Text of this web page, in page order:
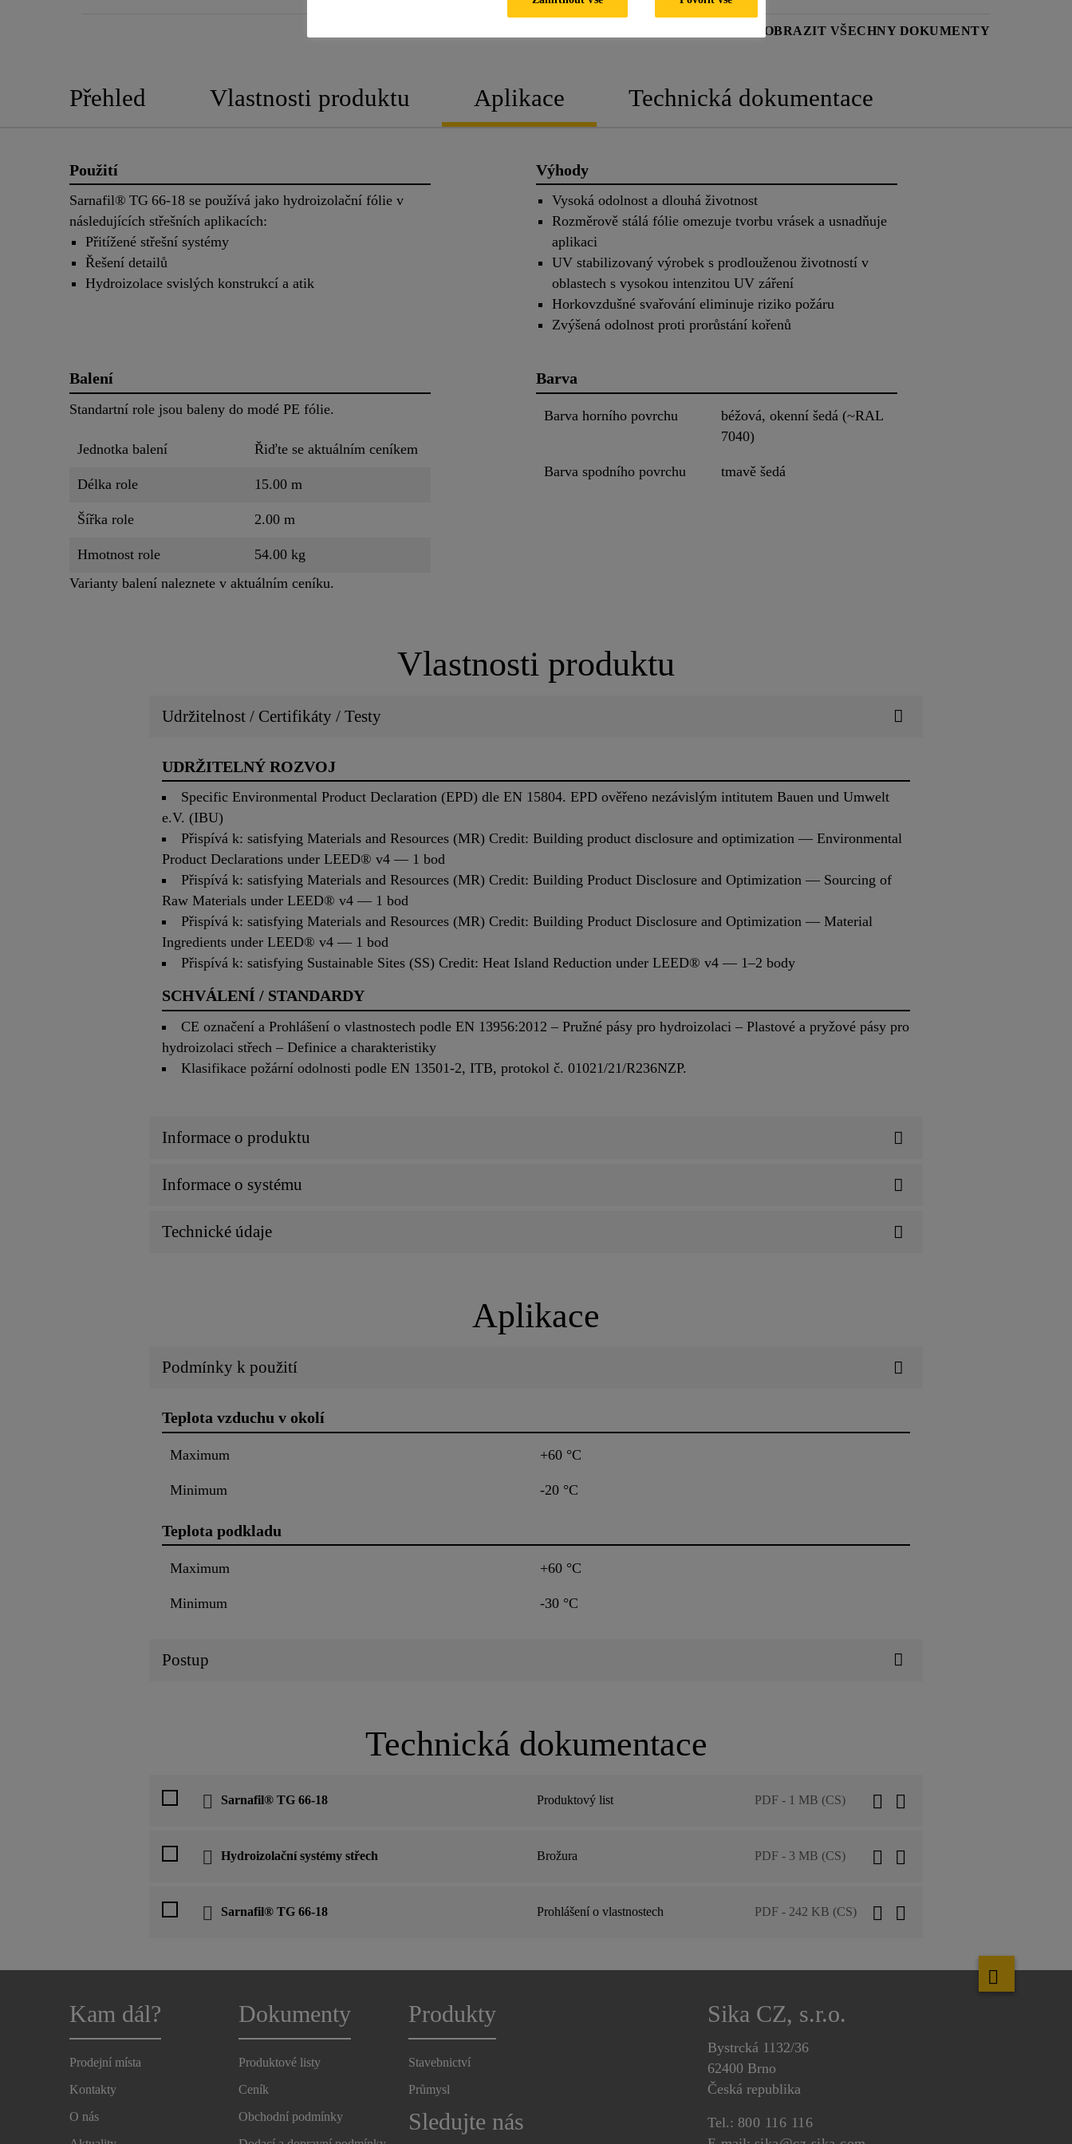
ZOBRAZIT VŠECHNY DOKUMENTY
Přehled Vlastnosti produktu Aplikace Technická dokumentace
Použití
Sarnafil® TG 66‑18 se používá jako hydroizolační fólie v
následujících střešních aplikacích:
Přitížené střešní systémy
Řešení detailů
Hydroizolace svislých konstrukcí a atik
Výhody
Vysoká odolnost a dlouhá životnost
Rozměrově stálá fólie omezuje tvorbu vrásek a usnadňuje
aplikaci
UV stabilizovaný výrobek s prodlouženou životností v
oblastech s vysokou intenzitou UV záření
Horkovzdušné svařování eliminuje riziko požáru
Zvýšená odolnost proti prorůstání kořenů
Balení
Standartní role jsou baleny do modé PE fólie.
Jednotka balení Řiďte se aktuálním ceníkem
Délka role 15.00 m
Šířka role 2.00 m
Hmotnost role
54.00 kg
Varianty balení naleznete v aktuálním ceníku.
Barva
Barva horního povrchu
béžová, okenní šedá (~RAL
7040)
Barva spodního povrchu tmavě šedá
Vlastnosti produktu
Udržitelnost / Certifikáty / Testy
UDRŽITELNÝ ROZVOJ
Specific Environmental Product Declaration (EPD) dle EN 15804. EPD ověřeno nezávislým intitutem Bauen und Umwelt
e.V. (IBU)
Přispívá k: satisfying Materials and Resources (MR) Credit: Building product disclosure and optimization — Environmental
Product Declarations under LEED® v4 — 1 bod
Přispívá k: satisfying Materials and Resources (MR) Credit: Building Product Disclosure and Optimization — Sourcing of
Raw Materials under LEED® v4 — 1 bod
Přispívá k: satisfying Materials and Resources (MR) Credit: Building Product Disclosure and Optimization — Material
Ingredients under LEED® v4 — 1 bod
Přispívá k: satisfying Sustainable Sites (SS) Credit: Heat Island Reduction under LEED® v4 — 1–2 body
SCHVÁLENÍ / STANDARDY
CE označení a Prohlášení o vlastnostech podle EN 13956:2012 – Pružné pásy pro hydroizolaci – Plastové a pryžové pásy pro
hydroizolaci střech – Definice a charakteristiky
Klasifikace požární odolnosti podle EN 13501-2, ITB, protokol č. 01021/21/R236NZP.
Informace o produktu
Informace o systému
Technické údaje
Aplikace
Podmínky k použití
Teplota vzduchu v okolí
Maximum +60 °C
Minimum -20 °C
Teplota podkladu
Maximum +60 °C
Minimum -30 °C
Postup
Technická dokumentace
Sarnafil® TG 66-18 Produktový list PDF - 1 MB (CS)
Hydroizolační systémy střech Brožura PDF - 3 MB (CS)
Sarnafil® TG 66-18 Prohlášení o vlastnostech PDF - 242 KB (CS)
Kam dál?
Prodejní místa
Kontakty
O nás
Dokumenty
Produktové listy
Ceník
Obchodní podmínky
Produkty
Stavebnictví
Průmysl
Sledujte nás
Sika CZ, s.r.o.
Bystrcká 1132/36
62400 Brno
Česká republika
Tel.: 800 116 116